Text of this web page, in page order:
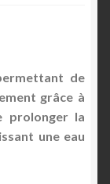
de
grâce à
prolonger la
une eau